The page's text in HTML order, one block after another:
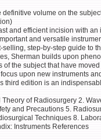
definitive volume on the
and efficient incision with
and versatile
selling, step-by-step guide to
Sherman builds upon
of the subject that have
upon new instruments
third edition is an
of Radiosurgery 2.
and Precautions 5.
Techniques 8.
Instruments References